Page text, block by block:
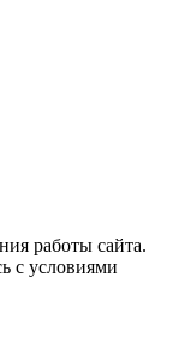
работы сайта.
с условиями